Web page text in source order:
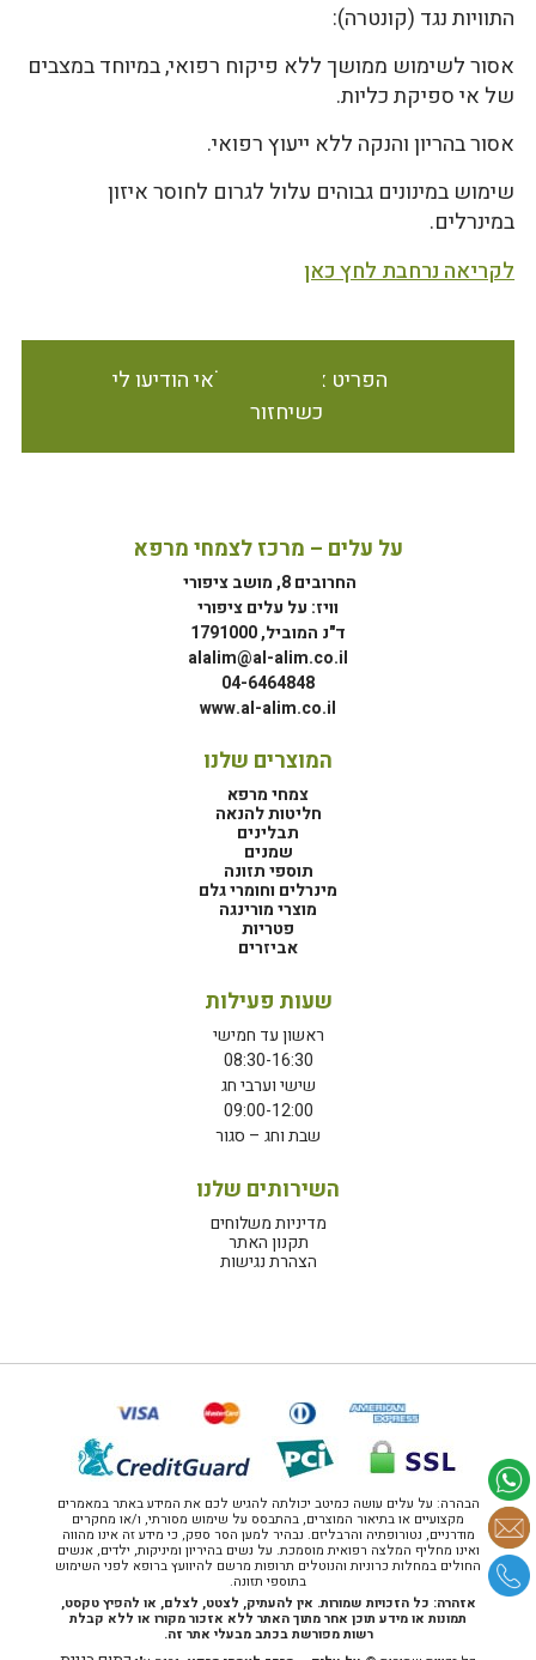
התוויות נגד (קונטרה):
אסור לשימוש ממושך ללא פיקוח רפואי, במיוחד במצבים
של אי ספיקת כליות.
אסור בהריון והנקה ללא ייעוץ רפואי.
שימוש במינונים גבוהים עלול לגרום לחוסר איזון
במינרלים.
לקריאה נרחבת לחץ כאן
הפריט אינו זמין במלאי הודיעו לי
כשיחזור
על עלים – מרכז לצמחי מרפא
החרובים 8, מושב ציפורי
וויז: על עלים ציפורי
ד"נ המוביל, 1791000
alalim@al-alim.co.il
04-6464848
www.al-alim.co.il
המוצרים שלנו
צמחי מרפא
חליטות להנאה
תבלינים
שמנים
תוספי תזונה
מינרלים וחומרי גלם
מוצרי מורינגה
פטריות
אביזרים
שעות פעילות
ראשון עד חמישי
08:30-16:30
שישי וערבי חג
09:00-12:00
שבת וחג – סגור
השירותים שלנו
מדיניות משלוחים
תקנון האתר
הצהרת נגישות
הבהרה: על עלים עושה כמיטב יכולתה להגיש לכם את המידע באתר במאמרים
מקצועיים או בתיאור המוצרים, בהתבסס על שימוש מסורתי, ו/או מחקרים
מודרניים, נטורופתיה והרבליזם. נבהיר למען הסר ספק, כי מידע זה אינו מהווה
ואינו מחליף המלצה רפואית מוסמכת. על נשים בהיריון ומיניקות, ילדים, אנשים
החולים במחלות כרוניות והנוטלים תרופות מרשם להיוועץ ברופא לפני השימוש
בתוספי תזונה.
אזהרה: כל הזכויות שמורות. אין להעתיק, לצטט, לצלם, או להפיץ טקסט,
תמונות או מידע תוכן אחר מתוך האתר ללא אזכור מקורו או ללא קבלת
רשות מפורשת בכתב מבעלי אתר זה.